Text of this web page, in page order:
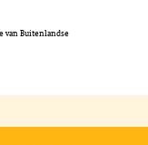
van Buitenlandse